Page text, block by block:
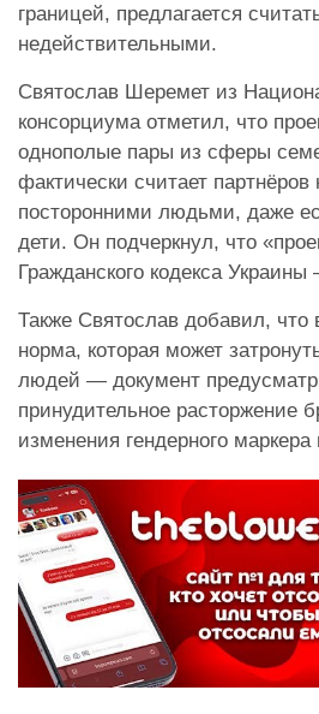
границей, предлагается
недействительными.
Святослав Шеремет из
консорциума отметил, что
однополые пары из сферы
фактически считает
посторонними людьми, даже
дети. Он подчеркнул, что
Гражданского кодекса
Также Святослав добавил, что
норма, которая может
людей — документ
принудительное расторжение
изменения гендерного маркера